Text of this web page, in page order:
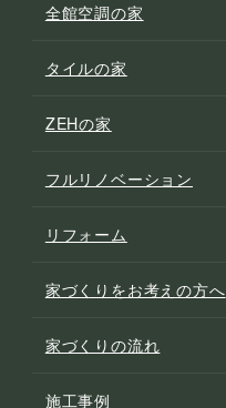
全館空調の家
タイルの家
ZEHの家
フルリノベーション
リフォーム
家づくりをお考えの方へ
家づくりの流れ
施工事例